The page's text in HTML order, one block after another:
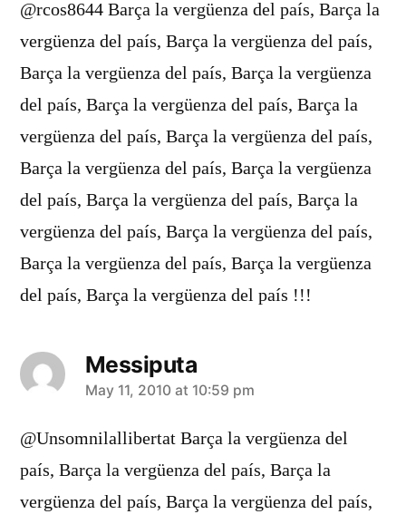
@rcos8644 Barça la vergüenza del país, Barça la
vergüenza del país, Barça la vergüenza del país,
Barça la vergüenza del país, Barça la vergüenza
del país, Barça la vergüenza del país, Barça la
vergüenza del país, Barça la vergüenza del país,
Barça la vergüenza del país, Barça la vergüenza
del país, Barça la vergüenza del país, Barça la
vergüenza del país, Barça la vergüenza del país,
Barça la vergüenza del país, Barça la vergüenza
del país, Barça la vergüenza del país !!!
Messiputa
says:
May 11, 2010 at 10:59 pm
@Unsomnilallibertat Barça la vergüenza del
país, Barça la vergüenza del país, Barça la
vergüenza del país, Barça la vergüenza del país,